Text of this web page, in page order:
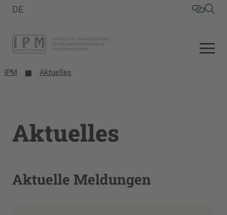
DE
IPM Aktuelles
Aktuelles
Aktuelle Meldungen